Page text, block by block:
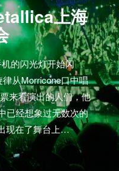
上海
的闪光灯开始闪
律从Morricone口中唱
来看演出的人们，他
已经想象过无数次的
现在了舞台上…